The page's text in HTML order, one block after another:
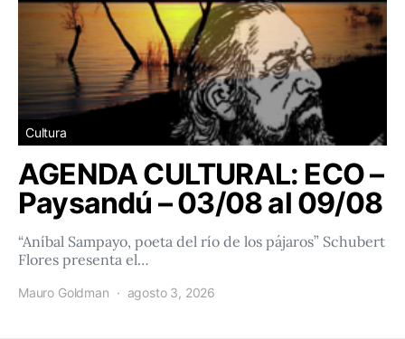
Cultura
AGENDA CULTURAL: ECO –
Paysandú – 03/08 al 09/08
“Aníbal Sampayo, poeta del río de los pájaros” Schubert
Flores presenta el…
Mauro Goldman agosto 3, 2026